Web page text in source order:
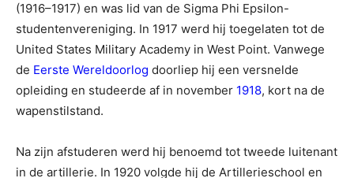
(1916–1917) en was lid van de Sigma Phi Epsilon-
studentenvereniging. In 1917 werd hij toegelaten tot de
United States Military Academy in West Point. Vanwege
de Eerste Wereldoorlog doorliep hij een versnelde
opleiding en studeerde af in november 1918, kort na de
wapenstilstand.
Na zijn afstuderen werd hij benoemd tot tweede luitenant
in de artillerie. In 1920 volgde hij de Artillerieschool en